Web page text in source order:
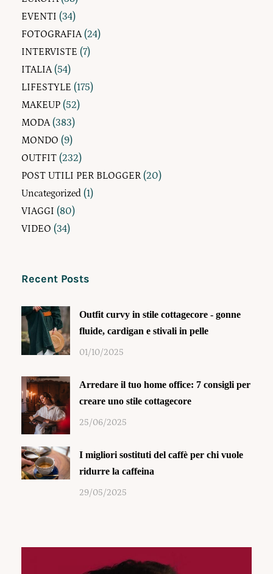
EVENTI (34)
FOTOGRAFIA(24)
INTERVISTE (7)
ITALIA(54)
LIFESTYLE (175)
MAKEUP (52)
MODA(383)
MONDO (9)
OUTFIT (232)
POST UTILI PER BLOGGER (20)
Uncategorized (1)
VIAGGI (80)
VIDEO (34)
Recent Posts
Outfit curvy in stile cottagecore - gonne
fluide, cardigan e stivali in pelle
01/10/2025
Arredare il tuo home office: 7 consigli per
creare uno stile cottagecore
25/06/2025
I migliori sostituti del caffè per chi vuole
ridurre la caffeina
29/05/2025